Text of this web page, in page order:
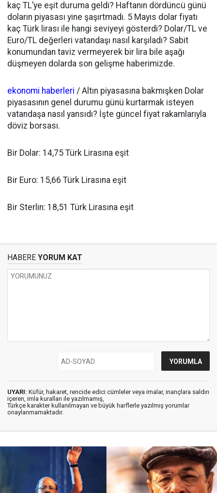
kaç TL’ye eşit duruma geldi? Haftanın dördüncü günü
doların piyasası yine şaşırtmadı. 5 Mayıs dolar fiyatı
kaç Türk lirası ile hangi seviyeyi gösterdi? Dolar/TL ve
Euro/TL değerleri vatandaşı nasıl karşıladı? Sabit
konumundan taviz vermeyerek bir lira bile aşağı
düşmeyen dolarda son gelişme haberimizde.
ekonomi haberleri / Altın piyasasına bakmışken Dolar
piyasasının genel durumu günü kurtarmak isteyen
vatandaşa nasıl yansıdı? İşte güncel fiyat rakamlarıyla
döviz borsası.
Bir Dolar: 14,75 Türk Lirasına eşit
Bir Euro: 15,66 Türk Lirasına eşit
Bir Sterlin: 18,51 Türk Lirasına eşit
HABERE YORUM KAT
UYARI: Küfür, hakaret, rencide edici cümleler veya imalar, inançlara saldırı
içeren, imla kuralları ile yazılmamış,
Türkçe karakter kullanılmayan ve büyük harflerle yazılmış yorumlar
onaylanmamaktadır.